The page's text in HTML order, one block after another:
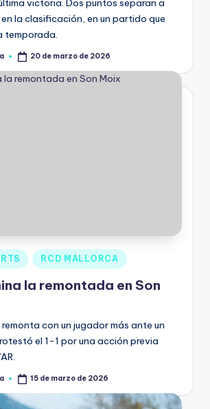
la clasificación, en un partido que
temporada.
20 de marzo de 2026
RCD MALLORCA
la remontada en Son
remonta con un jugador más ante un
el 1-1 por una acción previa
15 de marzo de 2026